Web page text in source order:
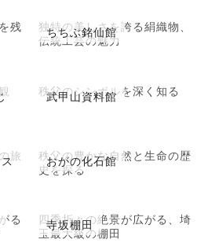
残
ちちぶ銘仙館
独特の美しさを誇る絹織物、
伝統工芸の魅力
武甲山資料館
秩父のシンボルを深く知る
旅 おがの化石館
秩父の豊かな自然と生命の歴
史を探る
る
寺坂棚田
四季折々の絶景が広がる、埼
玉最大級の棚田